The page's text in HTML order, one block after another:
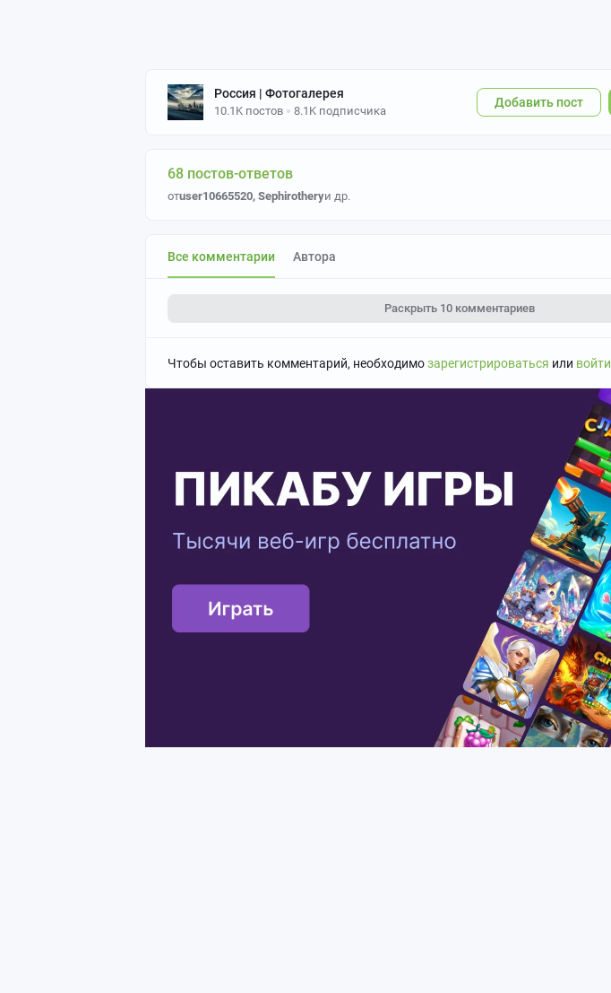
Россия | Фотогалерея
10.1K постов 8.1K подписчика
Добавить пост
68 постов-ответов
отuser10665520, Sephirotheryи др.
Все комментарии Автора
Раскрыть 10 комментариев
Чтобы оставить комментарий, необходимозарегистрироваться или войти